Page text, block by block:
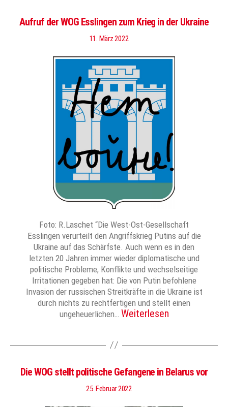
Aufruf der WOG Esslingen zum Krieg in der Ukraine
11. März 2022
Foto: R.Laschet “Die West-Ost-Gesellschaft
Esslingen verurteilt den Angriffskrieg Putins auf die
Ukraine auf das Schärfste. Auch wenn es in den
letzten 20 Jahren immer wieder diplomatische und
politische Probleme, Konflikte und wechselseitige
Irritationen gegeben hat: Die von Putin befohlene
Invasion der russischen Streitkräfte in die Ukraine ist
durch nichts zu rechtfertigen und stellt einen
ungeheuerlichen… Weiterlesen
Die WOG stellt politische Gefangene in Belarus vor
25. Februar 2022